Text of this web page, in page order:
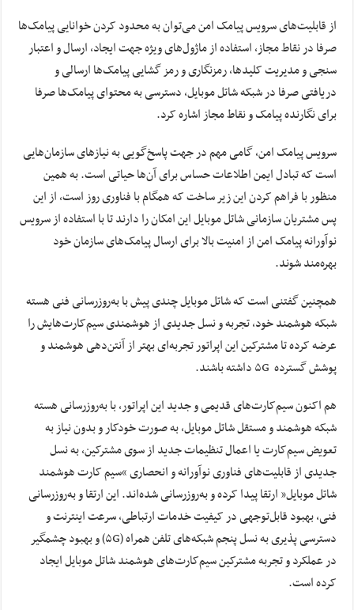
از قابلیت‌های سرویس پیامک امن می‌توان به محدود کردن خوانایی پیامک‌ها
صرفا در نقاط مجاز، استفاده از ماژول‌های ویژه جهت ایجاد، ارسال و اعتبار
سنجی و مدیریت کلیدها، رمزنگاری و رمز گشایی پیامک‌ها ارسالی و
دریافتی صرفا در شبکه شاتل موبایل، دسترسی به محتوای پیامک‌ها صرفا
برای نگارنده پیامک و نقاط مجاز اشاره کرد.
سرویس پیامک امن، گامی مهم در جهت پاسخ‌گویی به نیازهای سازمان‌هایی
است که تبادل ایمن اطلاعات حساس برای آن‌ها حیاتی است. به همین
منظور با فراهم کردن این زیر ساخت که همگام با فناوری روز است، از این
پس مشتریان سازمانی شاتل موبایل این امکان را دارند تا با استفاده از سرویس
نوآورانه پیامک امن از امنیت بالا برای ارسال پیامک‌های سازمان خود
بهره‌مند شوند.
همچنین گفتنی است که شاتل موبایل چندی پیش با به‌روزرسانی فنی هسته
شبکه هوشمند خود، تجربه و نسل جدیدی از هوشمندی سیم‌کارت‌هایش را
عرضه کرده تا مشترکین این اپراتور تجربه‌ای بهتر از آنتن‌دهی هوشمند و
پوشش گسترده ۵G داشته باشند.
هم اکنون سیم‌کارت‌های قدیمی و جدید این اپراتور، با به‌روزرسانی هسته
شبکه هوشمند و مستقل شاتل موبایل، به صورت خودکار و بدون نیاز به
تعویض سیم‌کارت یا اعمال تنظیمات جدید از سوی مشترکین، به نسل
جدیدی از قابلیت‌های فناوری نوآورانه و انحصاری “سیم کارت هوشمند
شاتل موبایل” ارتقا پیدا کرده و به‌روزرسانی شده‌اند. این ارتقا و به‌روزرسانی
فنی، بهبود قابل‌توجهی در کیفیت خدمات ارتباطی، سرعت اینترنت و
دسترسی پذیری به نسل پنجم شبکه‌های تلفن همراه (۵G) و بهبود چشمگیر
در عملکرد و تجربه مشترکین سیم‌کارت‌های هوشمند شاتل موبایل ایجاد
کرده است.